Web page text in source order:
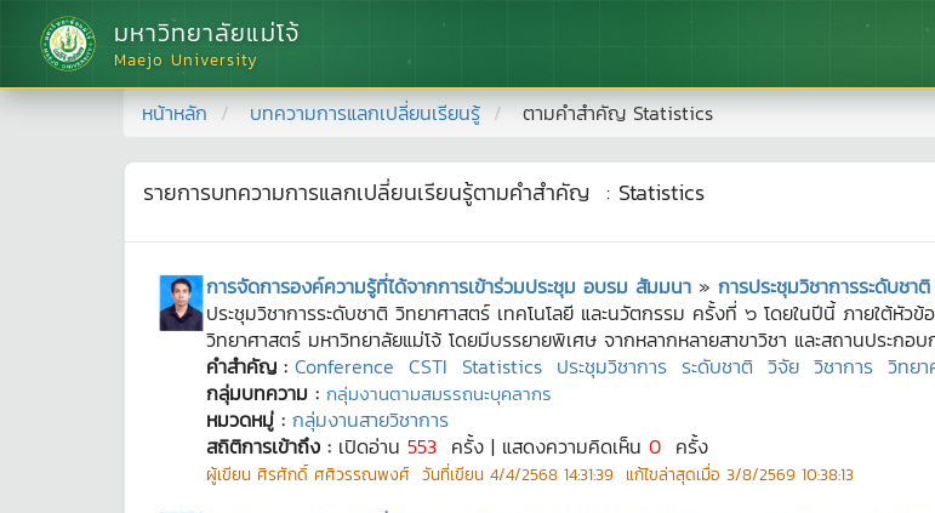
มหาวิทยาลัยแม่โจ้
Maejo University
หน้าหลัก บทความการแลกเปลี่ยนเรียนรู้ ตามคำสำคัญ Statistics
รายการบทความการแลกเปลี่ยนเรียนรู้ตามคำสำคัญ : Statistics
การจัดการองค์ความรู้ที่ได้จากการเข้าร่วมประชุม อบรม สัมมนา » การประชุมวิชาการระดับช
ประชุมวิชาการระดับชาติ วิทยาศาสตร์ เทคโนโลยี และนวัตกรรม ครั้งที่ ๖ โดยในปีนี้ ภายใต้หั
วิทยาศาสตร์ มหาวิทยาลัยแม่โจ้ โดยมีบรรยายพิเศษ จากหลากหลายสาขาวิชา และสถานประกอบ
คำสำคัญ : Conference CSTI Statistics ประชุมวิชาการ ระดับชาติ วิจัย วิชาการ วิทย
กลุ่มบทความ : กลุ่มงานตามสมรรถนะบุคลากร
หมวดหมู่ : กลุ่มงานสายวิชาการ
สถิติการเข้าถึง : เปิดอ่าน 553 ครั้ง | แสดงความคิดเห็น 0 ครั้ง
ผู้เขียน ศิรศักดิ์ ศศิวรรณพงศ์ วันที่เขียน 4/4/2568 14:31:39 แก้ไขล่าสุดเมื่อ 3/8/2569 10:38:13